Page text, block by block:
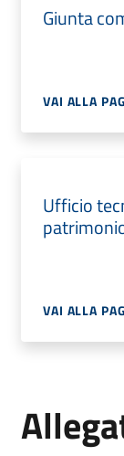
Giunta
VAI ALLA
Ufficio
VAI ALLA